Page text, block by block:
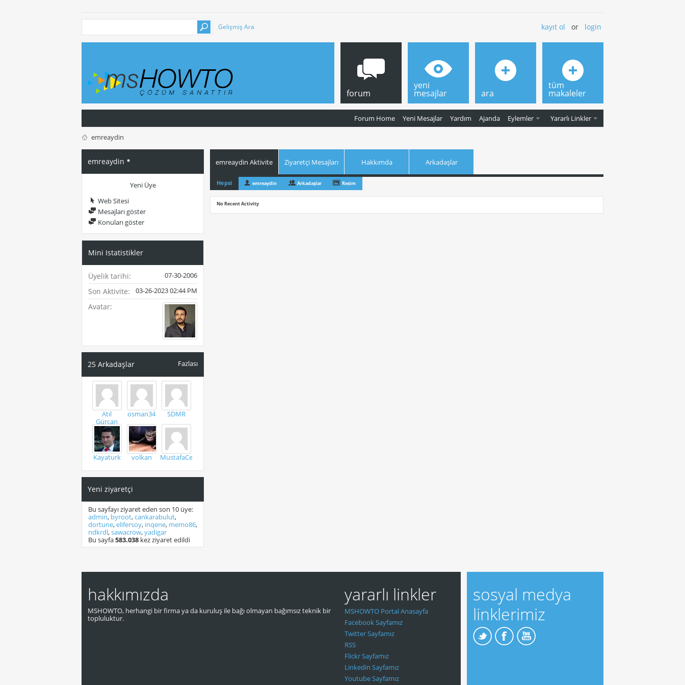
Gelişmiş Ara kayıt ol or login
forum
Forum Home Yeni Mesajlar Yardım Ajanda Eylemler Yararlı Linkler
yeni
mesajlar ara
tüm
makaleler
emreaydin
emreaydin
Yeni Üye
Web Sitesi
Mesajları göster
Konuları göster
Mini Istatistikler
Üyelik tarihi 07-30-2006
Son Aktivite 03-26-202302:44 PM
Avatar
Fazlası
25 Arkadaşlar
Atıl
Gürcan
osman34 SDMR
Kayaturk volkan MustafaCerit
Yeni ziyaretçi
Bu sayfayı ziyaret eden son 10 üye:
admin, byroot,cankarabulut,
dortune,elifersoy, inqene, memo86,
ndkrdl,sawacrow,yadigar
Bu sayfa583.038 kez ziyaret edildi
emreaydin Aktivite Ziyaretçi Mesajları Hakkımda Arkadaşlar
Hepsi emreaydin Arkadaşlar Resim
No Recent Activity
hakkımızda
MSHOWTO, herhangi bir firma ya da kuruluş ile bağı olmayan bağımsız teknik bir
topluluktur.
yararlı linkler
MSHOWTO Portal Anasayfa
Facebook Sayfamız
Twitter Sayfamız
RSS
Flickr Sayfamız
Linkedin Sayfamız
Youtube Sayfamız
sosyal medya
linklerimiz